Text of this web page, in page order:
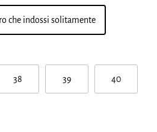
che indossi solitamente
38 39 40